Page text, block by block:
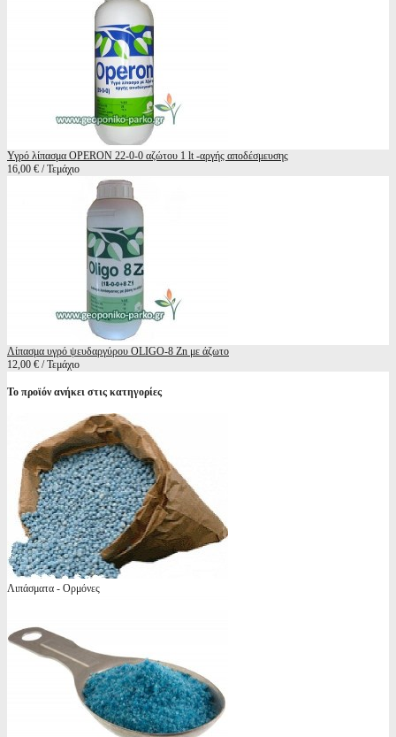
Υγρό λίπασμα OPERON 22-0-0 αζώτου 1 lt -αργής αποδέσμευσης
16,00 € / Τεμάχιο
Λίπασμα υγρό ψευδαργύρου OLIGO-8 Zn με άζωτο
12,00 € / Τεμάχιο
Το προϊόν ανήκει στις κατηγορίες
Λιπάσματα - Ορμόνες